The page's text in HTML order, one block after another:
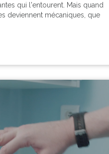
qui l'entourent. Mais quand
deviennent mécaniques, que